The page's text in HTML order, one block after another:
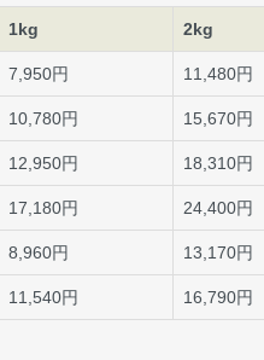
1kg 2kg
7,950円 11,480円
10,780円 15,670円
12,950円 18,310円
17,180円 24,400円
8,960円 13,170円
11,540円 16,790円